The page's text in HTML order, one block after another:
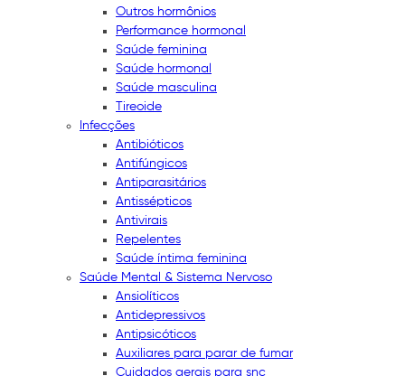
Outros hormônios
Performance hormonal
Saúde feminina
Saúde hormonal
Saúde masculina
Tireoide
Infecções
Antibióticos
Antifúngicos
Antiparasitários
Antissépticos
Antivirais
Repelentes
Saúde íntima feminina
Saúde Mental & Sistema Nervoso
Ansiolíticos
Antidepressivos
Antipsicóticos
Auxiliares para parar de fumar
Cuidados gerais para snc